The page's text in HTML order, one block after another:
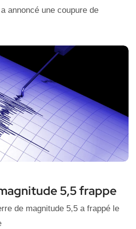
annoncé une coupure de
5,5 frappe
de magnitude 5,5 a frappé le